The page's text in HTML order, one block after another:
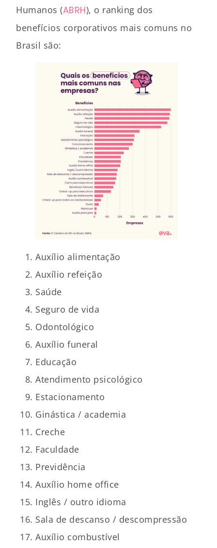
Humanos (ABRH), o ranking dos
benefícios corporativos mais comuns no
Brasil são:
Auxílio alimentação
Auxílio refeição
Saúde
Seguro de vida
Odontológico
Auxílio funeral
Educação
Atendimento psicológico
Estacionamento
Ginástica / academia
Creche
Faculdade
Previdência
Auxílio home office
Inglês / outro idioma
Sala de descanso / descompressão
Auxílio combustível